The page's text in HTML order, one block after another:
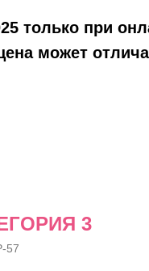
только при
может
3
57